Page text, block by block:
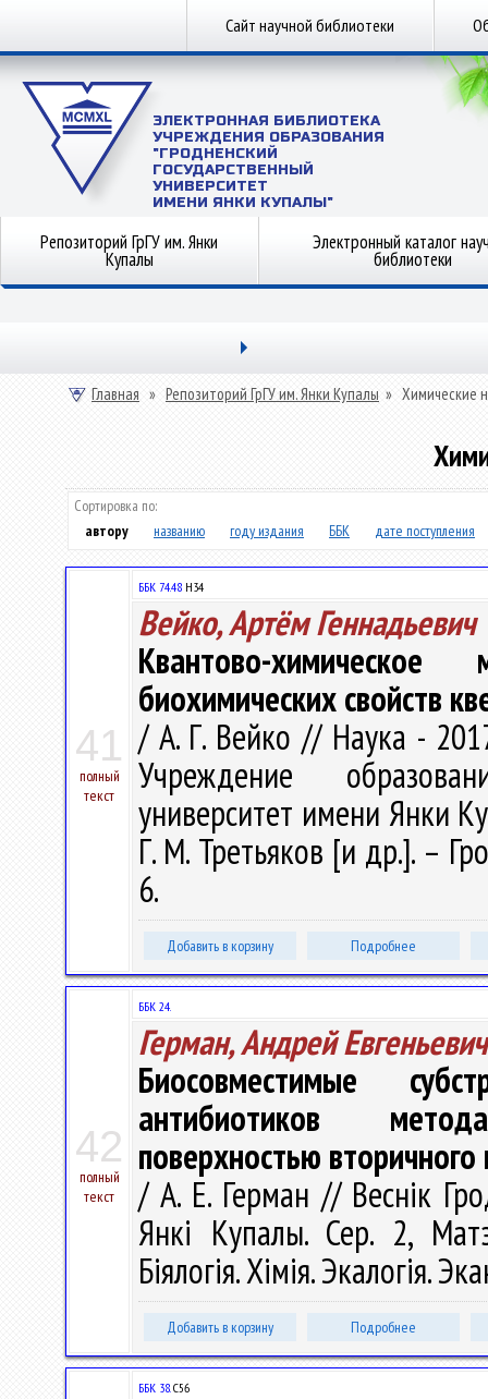
Сайт научной библиотеки
ЭЛЕКТРОННАЯ БИБЛИОТЕКА
УЧРЕЖДЕНИЯ ОБРАЗОВАНИЯ
"ГРОДНЕНСКИЙ
ГОСУДАРСТВЕННЫЙ
УНИВЕРСИТЕТ
ИМЕНИ ЯНКИ КУПАЛЫ"
Репозиторий ГрГУ им. Янки
Купалы
Электронный каталог
библиотеки
Главная » Репозиторий ГрГУ им. Янки Купалы » Химические
Сортировка по:
автору
названию году издания ББК дате поступления
41
полный
текст
ББК 74.48 Н34
Вейко, Артём Геннадьевич
Квантово-
биохимических свойств
/ А. Г. Вейко // Наука -
Учреждение
университет имени Янки
Г. М. Третьяков [и др.]. –
6.
Добавить в корзину Подробнее
42
полный
текст
ББК 24.
Герман, Андрей Евгеньевич
Биосовместимые
антибиотиков
поверхностью
/ А. Е. Герман // Веснік
Янкі Купалы. Сер. 2,
Біялогія. Хімія. Экалогія.
Добавить в корзину Подробнее
ББК 38.С56